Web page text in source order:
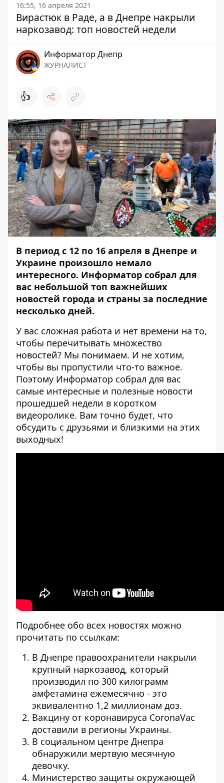
16:55, 16 апреля 2021
Вирастюк в Раде, а в Днепре накрыли
наркозавод: топ новостей недели
Информатор Днепр
ЖУРНАЛИСТ
👍
В период с 12 по 16 апреля в Днепре и
Украине произошло немало
интересного. Информатор собрал для
вас небольшой топ важнейших
новостей города и страны за последние
несколько дней.
У вас сложная работа и нет времени на то,
чтобы перечитывать множество
новостей? Мы понимаем. И не хотим,
чтобы вы пропустили что-то важное.
Поэтому Информатор собрал для вас
самые интересные и полезные новости
прошедшей недели в коротком
видеоролике. Вам точно будет, что
обсудить с друзьями и близкими на этих
выходных!
Подробнее обо всех новостях можно
прочитать по ссылкам:
В Днепре правоохранители накрыли
крупный наркозавод, который
производил по 300 килограмм
амфетамина ежемесячно - это
эквивалентно 1,2 миллионам доз.
Вакцину от коронавируса CoronaVac
доставили в регионы Украины.
В социальном центре Днепра
обнаружили мертвую месячную
девочку.
Министерство защиты окружающей